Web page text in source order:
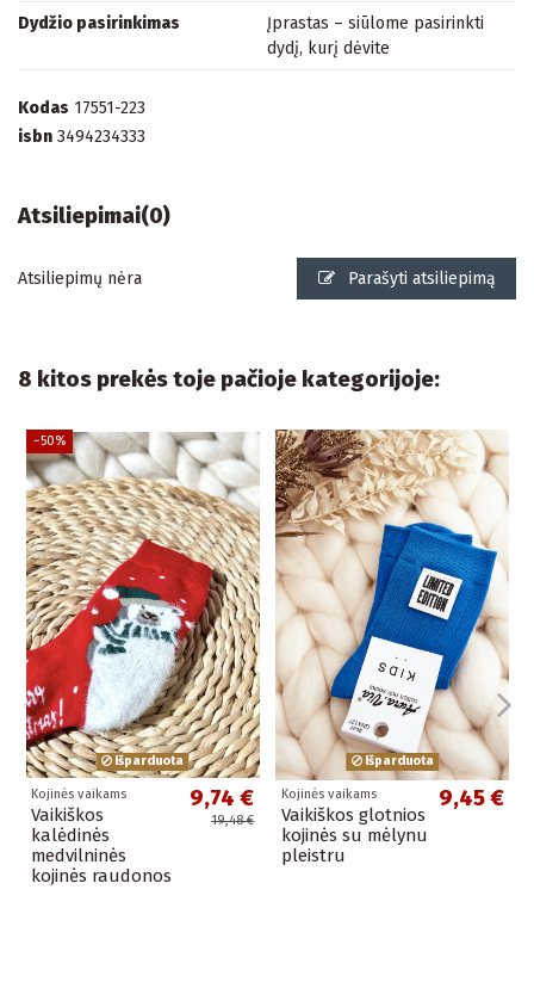
Dydžio pasirinkimas
Įprastas – siūlome pasirinkti
dydį, kurį dėvite
Kodas 17551-223
isbn 3494234333
Atsiliepimai(0)
Atsiliepimų nėra Parašyti atsiliepimą
8 kitos prekės toje pačioje kategorijoje:
−50%
Išparduota
Kojinės vaikams
Vaikiškos
kalėdinės
medvilninės
kojinės raudonos
9,74 €
19,48 €
Išparduota
Kojinės vaikams
Vaikiškos glotnios
kojinės su mėlynu
pleistru
9,45 €